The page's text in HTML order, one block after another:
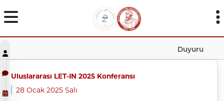
Duyuru
Uluslararası LET-IN 2025 Konferansı
28 Ocak 2025 Salı